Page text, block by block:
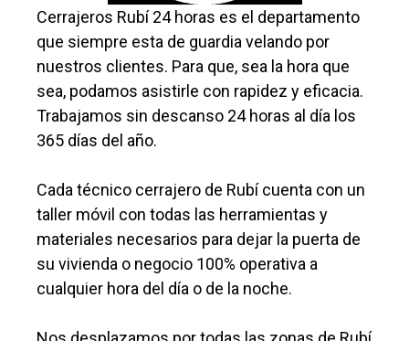
Cerrajeros Rubí 24 horas es el departamento
que siempre esta de guardia velando por
nuestros clientes. Para que, sea la hora que
sea, podamos asistirle con rapidez y eficacia.
Trabajamos sin descanso 24 horas al día los
365 días del año.
Cada técnico cerrajero de Rubí cuenta con un
taller móvil con todas las herramientas y
materiales necesarios para dejar la puerta de
su vivienda o negocio 100% operativa a
cualquier hora del día o de la noche.